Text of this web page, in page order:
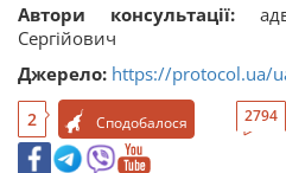
Автори консультації:
Сергійович
Джерело: https://protocol.ua/
2 Сподобалося 2794